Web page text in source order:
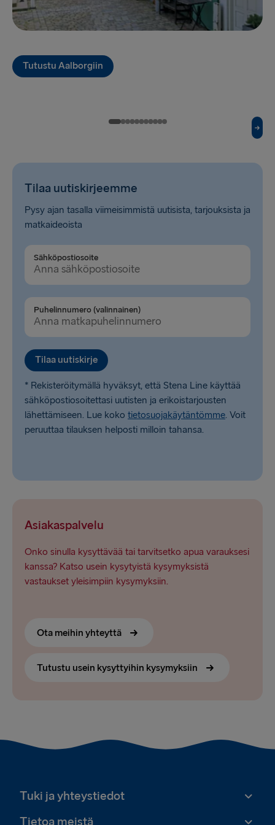
Fishguard → Rosslare
Kiel → Gothenburg
Halmstad → Grenaa
Hook of Holland → Harwich
Rosslare → Fishguard
Liepāja → Travemünde
LATVIASTA RUOTSIIN
Ventspils → Nynäshamn
Nynäshamn → Ventspils
Tutustu Aalborgiin
Tilaa uutiskirjeemme
Pysy ajan tasalla viimeisimmistä uutisista, tarjouksista ja
matkaideoista
Sähköpostiosoite
Puhelinnumero (valinnainen)
Tilaa uutiskirje
* Rekisteröitymällä hyväksyt, että Stena Line käyttää
sähköpostiosoitettasi uutisten ja erikoistarjousten
lähettämiseen. Lue koko tietosuojakäytäntömme. Voit
peruuttaa tilauksen helposti milloin tahansa.
Asiakaspalvelu
Onko sinulla kysyttävää tai tarvitsetko apua varauksesi
kanssa? Katso usein kysytyistä kysymyksistä
vastaukset yleisimpiin kysymyksiin.
Ota meihin yhteyttä
Tutustu usein kysyttyihin kysymyksiin
Tuki ja yhteystiedot
Tietoa meistä